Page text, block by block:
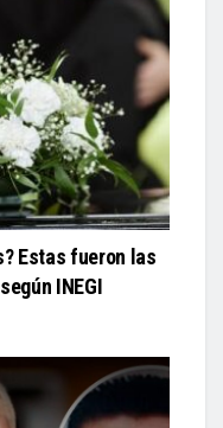
Estas fueron las
INEGI